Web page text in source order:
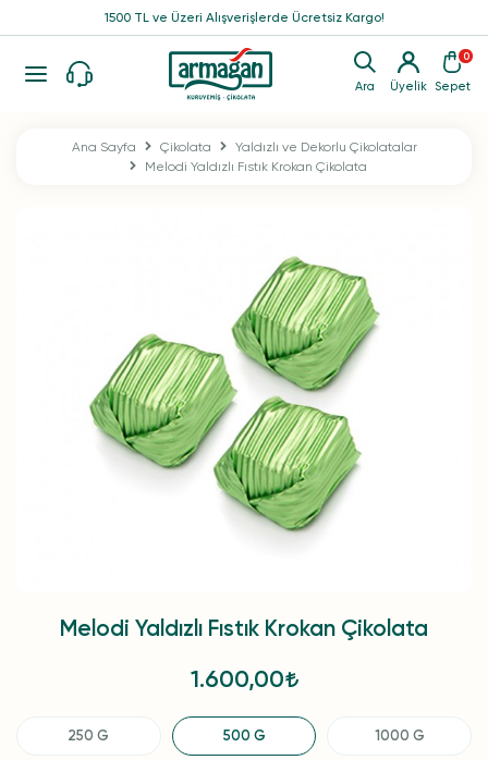
Ara Üyelik
0
Sepet
1500 TL ve Üzeri Alışverişlerde Ücretsiz Kargo!
Ana Sayfa Çikolata
Yaldızlı ve Dekorlu Çikolatalar
Melodi Yaldızlı Fıstık Krokan Çikolata
Melodi Yaldızlı Fıstık Krokan Çikolata
1.600,00
250 G 500 G 1000 G